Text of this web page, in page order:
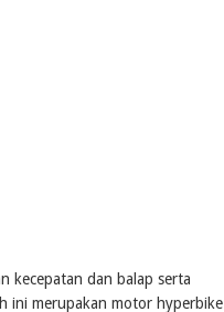
kecepatan dan balap serta
ini merupakan motor hyperbike